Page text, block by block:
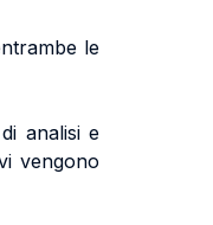
le
analisi e
vengono